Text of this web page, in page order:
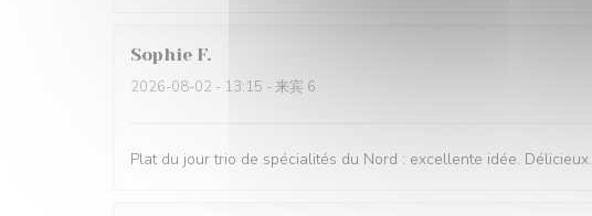
Sophie F
2026-08-02 - 13:15 - 来宾 6
Plat du jour trio de spécialités du Nord : excellente idée. Délicieux.